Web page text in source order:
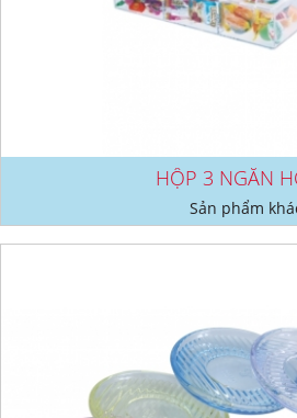
HỘP 3 NGĂN
Sản phẩm